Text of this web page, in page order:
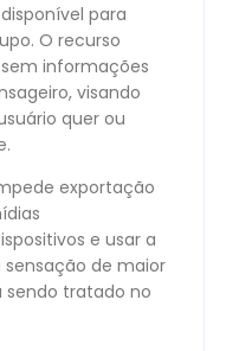
para
O recurso
informações
visando
quer ou
exportação
e usar a
sensação de maior
sendo tratado no